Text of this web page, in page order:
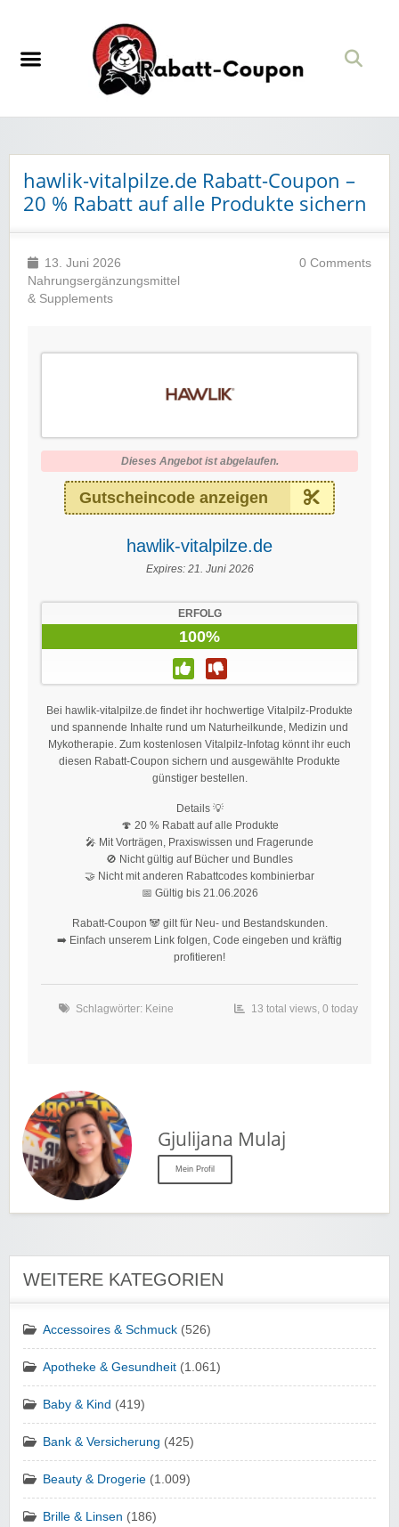
hawlik-vitalpilze.de Rabatt-Coupon –
20 % Rabatt auf alle Produkte sichern
13. Juni 2026
Nahrungsergänzungsmittel
& Supplements
0 Comments
Dieses Angebot ist abgelaufen.
Gutscheincode anzeigen
hawlik-vitalpilze.de
Expires: 21. Juni 2026
ERFOLG
100%
Bei hawlik-vitalpilze.de findet ihr hochwertige Vitalpilz-Produkte
und spannende Inhalte rund um Naturheilkunde, Medizin und
Mykotherapie. Zum kostenlosen Vitalpilz-Infotag könnt ihr euch
diesen Rabatt-Coupon sichern und ausgewählte Produkte
günstiger bestellen.
Details 💡
🍄 20 % Rabatt auf alle Produkte
🎤 Mit Vorträgen, Praxiswissen und Fragerunde
🚫 Nicht gültig auf Bücher und Bundles
🤝 Nicht mit anderen Rabattcodes kombinierbar
📅 Gültig bis 21.06.2026
Rabatt-Coupon 🐼 gilt für Neu- und Bestandskunden.
➡️ Einfach unserem Link folgen, Code eingeben und kräftig
profitieren!
Schlagwörter: Keine 13 total views, 0 today
Gjulijana Mulaj
Mein Profil
WEITERE KATEGORIEN
Accessoires & Schmuck (526)
Apotheke & Gesundheit (1.061)
Baby & Kind (419)
Bank & Versicherung (425)
Beauty & Drogerie (1.009)
Brille & Linsen (186)